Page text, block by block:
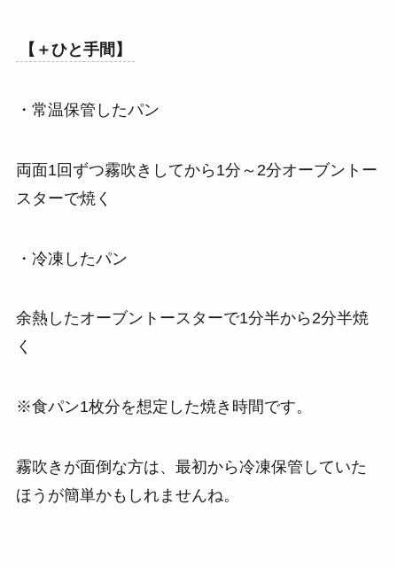
【＋ひと手間】
・常温保管したパン
両面1回ずつ霧吹きしてから1分～2分オーブントー
スターで焼く
・冷凍したパン
余熱したオーブントースターで1分半から2分半焼
く
※食パン1枚分を想定した焼き時間です。
霧吹きが面倒な方は、最初から冷凍保管していた
ほうが簡単かもしれませんね。